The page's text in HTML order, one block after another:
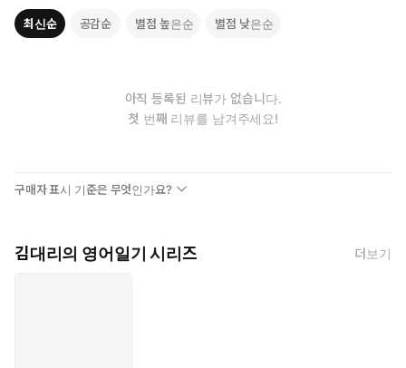
최신순 공감순 별점 높은순 별점 낮은순
아직 등록된 리뷰가 없습니다.
첫 번째 리뷰를 남겨주세요!
구매자 표시 기준은 무엇인가요?
김대리의 영어일기 시리즈 더보기